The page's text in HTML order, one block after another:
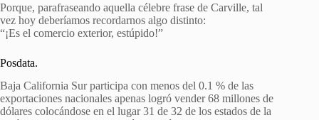
Porque, parafraseando aquella célebre frase de Carville, tal
vez hoy deberíamos recordarnos algo distinto:
“¡Es el comercio exterior, estúpido!”
Posdata.
Baja California Sur participa con menos del 0.1 % de las
exportaciones nacionales apenas logró vender 68 millones de
dólares colocándose en el lugar 31 de 32 de los estados de la